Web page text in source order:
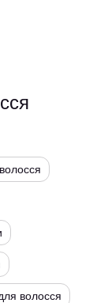
волосся